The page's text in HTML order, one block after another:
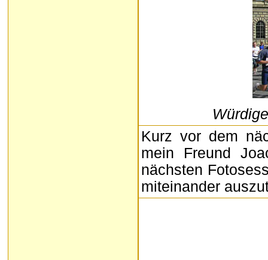
Kurz vor dem
mein Freund
nächsten
miteinander